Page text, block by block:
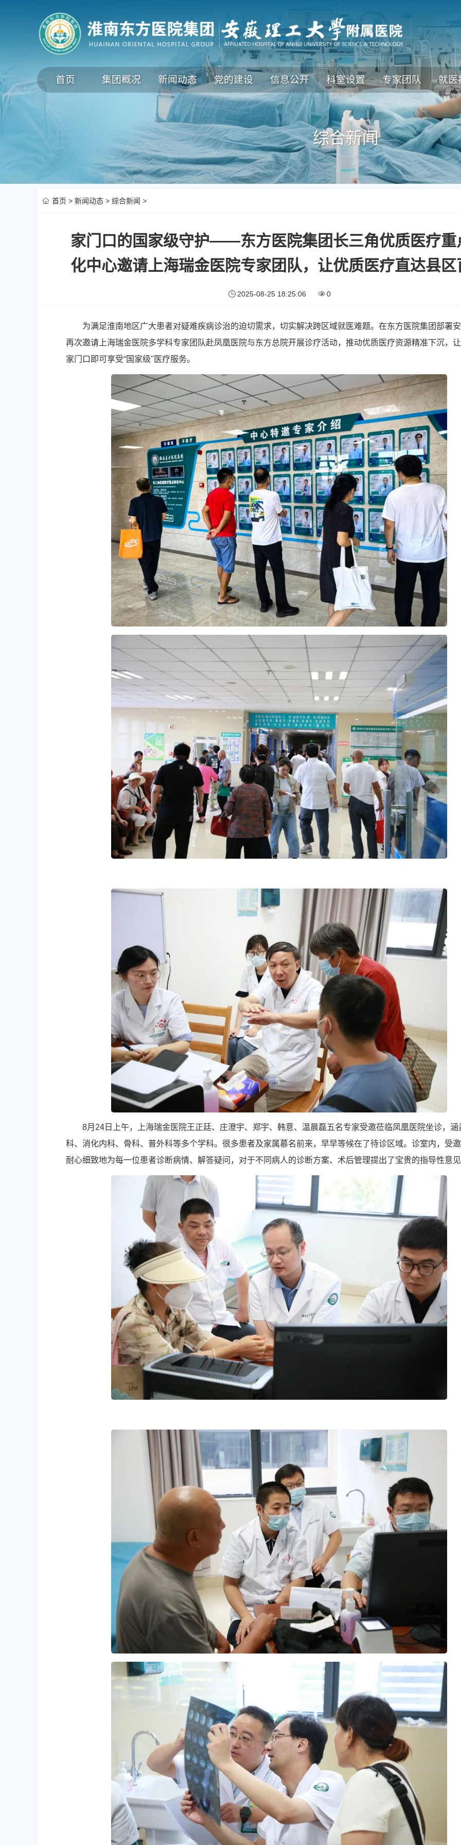
首页 集团概况 新闻动态 党的建设 信息公开 科室设置 专家团队 就医
综合新闻
首页 > 新闻动态 > 综合新闻 >
家门口的国家级守护——东方医院集团长三角优质医疗重
化中心邀请上海瑞金医院专家团队，让优质医疗直达县区
2025-08-25 18:25:06 0
为满足淮南地区广大患者对疑难疾病诊治的迫切需求，切实解决跨区域就医难题。在东方医院集团部署
再次邀请上海瑞金医院多学科专家团队赴凤凰医院与东方总院开展诊疗活动，推动优质医疗资源精准下沉，
家门口即可享受“国家级"医疗服务。
8月24日上午，上海瑞金医院王正廷、庄澄宇、郑宇、韩意、温晨磊五名专家受邀莅临凤凰医院坐诊，涵
科、消化内科、骨科、普外科等多个学科。很多患者及家属慕名前来，早早等候在了待诊区域。诊室内，受
耐心细致地为每一位患者诊断病情、解答疑问，对于不同病人的诊断方案、术后管理提出了宝贵的指导性意